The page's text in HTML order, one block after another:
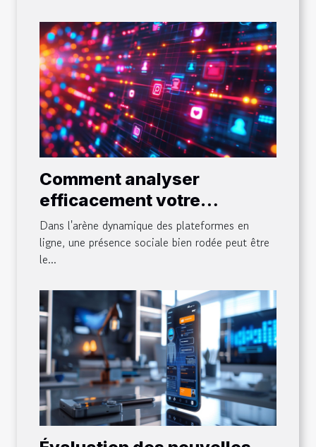
Comment analyser
efficacement votre
présence sur les réseaux
sociaux
Dans l'arène dynamique des plateformes en
ligne, une présence sociale bien rodée peut être
le...